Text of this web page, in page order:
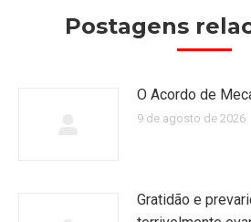
Postagens
O Acordo de
9 de agosto de 2026
Gratidão e